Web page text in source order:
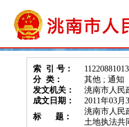
索 引 号：
分 类：
其他 ; 通知
发文机关：
洮南市人民
成文日期：
2011年03月
标 题：
洮南市人民
土地执法共